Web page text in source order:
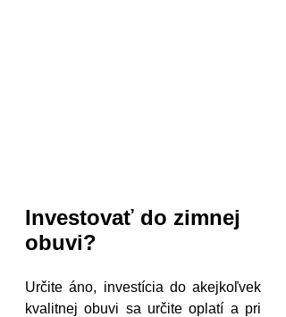
Investovať do zimnej
obuvi?
Určite áno, investícia do akejkoľvek
kvalitnej obuvi sa určite oplatí a pri